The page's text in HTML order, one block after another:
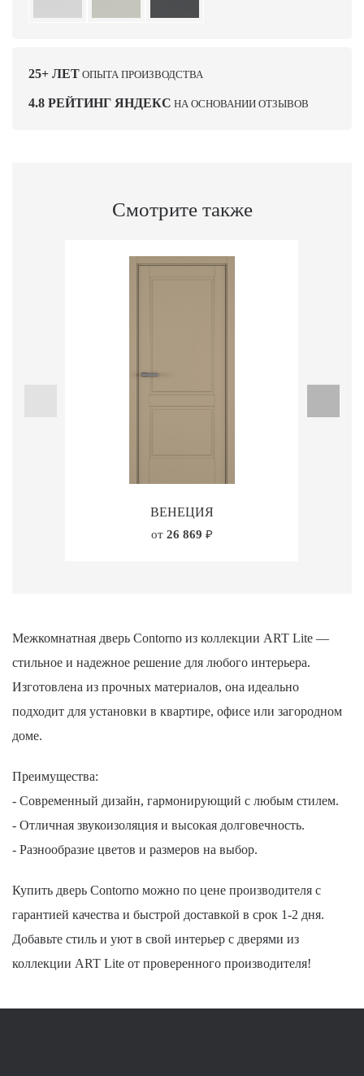
25+ ЛЕТ ОПЫТА ПРОИЗВОДСТВА
4.8 РЕЙТИНГ ЯНДЕКС НА ОСНОВАНИИ ОТЗЫВОВ
Смотрите также
ВЕНЕЦИЯ
от 26 869 ₽
Межкомнатная дверь Contorno из коллекции ART Lite —
стильное и надежное решение для любого интерьера.
Изготовлена из прочных материалов, она идеально
подходит для установки в квартире, офисе или загородном
доме.
Преимущества:
- Современный дизайн, гармонирующий с любым стилем.
- Отличная звукоизоляция и высокая долговечность.
- Разнообразие цветов и размеров на выбор.
Купить дверь Contorno можно по цене производителя с
гарантией качества и быстрой доставкой в срок 1-2 дня.
Добавьте стиль и уют в свой интерьер с дверями из
коллекции ART Lite от проверенного производителя!